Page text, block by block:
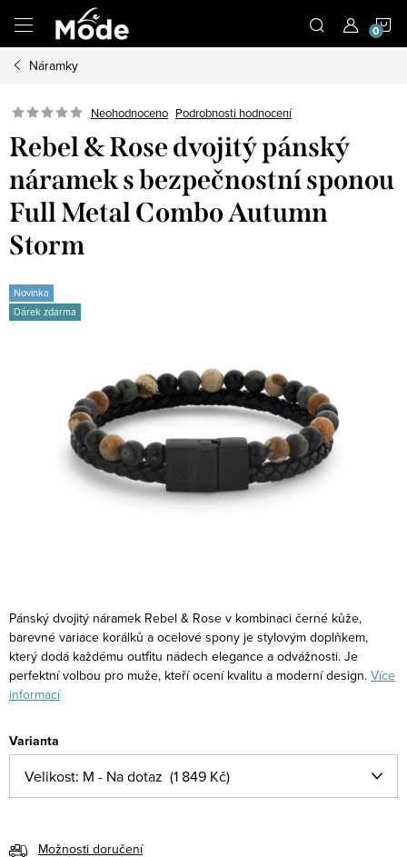
obsah
Náramky
Neohodnoceno Podrobnosti hodnocení
Rebel & Rose dvojitý pánský
náramek s bezpečnostní sponou
Full Metal Combo Autumn
Storm
Novinka
Dárek zdarma
Pánský dvojitý náramek Rebel & Rose v kombinaci černé kůže,
barevné variace korálků a ocelové spony je stylovým doplňkem,
který dodá každému outfitu nádech elegance a odvážnosti. Je
perfektní volbou pro muže, kteří ocení kvalitu a moderní design. Více
informací
Varianta
Možnosti doručení